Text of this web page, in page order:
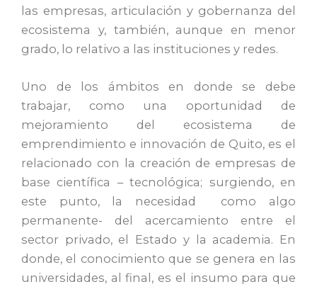
las empresas, articulación y gobernanza del
ecosistema y, también, aunque en menor
grado, lo relativo a las instituciones y redes.
Uno de los ámbitos en donde se debe
trabajar, como una oportunidad de
mejoramiento del ecosistema de
emprendimiento e innovación de Quito, es el
relacionado con la creación de empresas de
base científica – tecnológica; surgiendo, en
este punto, la necesidad como algo
permanente- del acercamiento entre el
sector privado, el Estado y la academia. En
donde, el conocimiento que se genera en las
universidades, al final, es el insumo para que